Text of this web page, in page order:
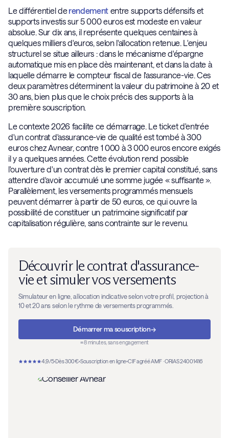
Le différentiel derendement entre supports défensifs et
supports investis sur 5 000 euros est modeste en valeur
absolue. Sur dix ans, il représente quelques centaines à
quelques milliers d'euros, selon l'allocation retenue. L'enjeu
structurel se situe ailleurs : dans le mécanisme d'épargne
automatique mis en place dès maintenant, et dans la date à
laquelle démarre le compteur fiscal de l'assurance-vie. Ces
deux paramètres déterminent la valeur du patrimoine à 20 et
30 ans, bien plus que le choix précis des supports à la
première souscription.
Le contexte 2026 facilite ce démarrage. Le ticket d'entrée
d'un contrat d'assurance-vie de qualité est tombé à 300
euros chez Avnear, contre 1 000 à 3 000 euros encore exigés
il y a quelques années. Cette évolution rend possible
l'ouverture d'un contrat dès le premier capital constitué, sans
attendre d'avoir accumulé une somme jugée « suffisante ».
Parallèlement, les versements programmés mensuels
peuvent démarrer à partir de 50 euros, ce qui ouvre la
possibilité de constituer un patrimoine significatif par
capitalisation régulière, sans contrainte sur le revenu.
Découvrir le contrat d'assurance-
vie et simuler vos versements
Simulateur en ligne, allocation indicative selon votre profil, projection à
10 et 20 ans selon le rythme de versements programmés.
Démarrer ma souscription→
≈ 8 minutes, sans engagement
4,9/5 Dès 300€ Souscription en ligne CIF agréé AMF · ORIAS 24001416